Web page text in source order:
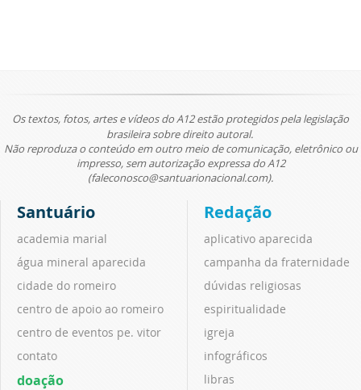
Os textos, fotos, artes e vídeos do A12 estão protegidos pela legislação
brasileira sobre direito autoral.
Não reproduza o conteúdo em outro meio de comunicação, eletrônico ou
impresso, sem autorização expressa do A12
(faleconosco@santuarionacional.com).
Santuário
academia marial
água mineral aparecida
cidade do romeiro
centro de apoio ao romeiro
centro de eventos pe. vitor
contato
doação
Redação
aplicativo aparecida
campanha da fraternidade
dúvidas religiosas
espiritualidade
igreja
infográficos
libras